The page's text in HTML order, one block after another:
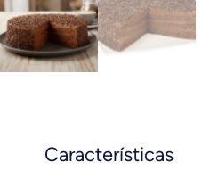
Características